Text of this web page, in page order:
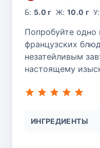
Б: 5.0 г Ж: 10.0 г
Попробуйте одно
французских
незатейливым
настоящему
ИНГРЕДИЕНТЫ